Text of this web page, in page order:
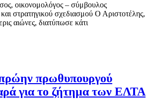
οικονομολόγος – σύμβουλος
στρατηγικού σχεδιασμού Ο Αριστοτέλης,
αιώνες, διατύπωσε κάτι
πρωθυπουργού
για το ζήτημα των ΕΛΤΑ